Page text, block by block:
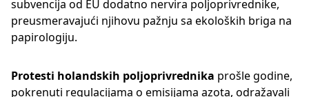
subvencija od EU dodatno nervira poljoprivrednike,
preusmeravajući njihovu pažnju sa ekoloških briga na
papirologiju.
Protesti holandskih poljoprivrednika prošle godine,
pokrenuti regulacijama o emisijama azota, odražavali